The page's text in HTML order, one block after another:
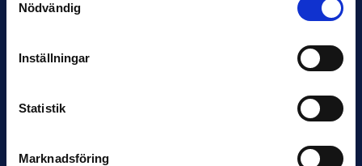
Nödvändig
Inställningar
Statistik
Marknadsföring
11 JUNI
Han nätade snyggast i maj: “Ett alldeles